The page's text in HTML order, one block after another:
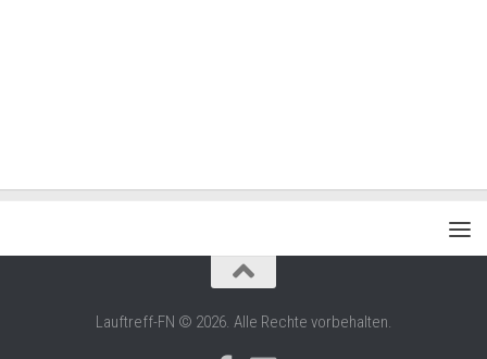
Lauftreff-FN © 2026. Alle Rechte vorbehalten.